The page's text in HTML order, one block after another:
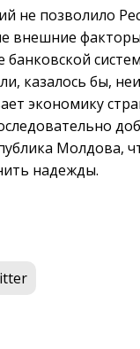
не позволило
внешние
казалось бы,
экономику
Молдова,
надежды.